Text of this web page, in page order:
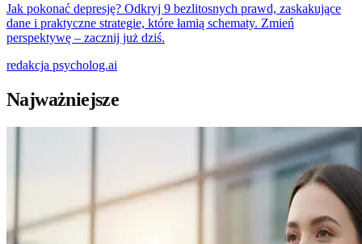
Jak pokonać depresję? Odkryj 9 bezlitosnych prawd, zaskakujące
dane i praktyczne strategie, które łamią schematy. Zmień
perspektywę – zacznij już dziś.
redakcja psycholog.ai
Najważniejsze